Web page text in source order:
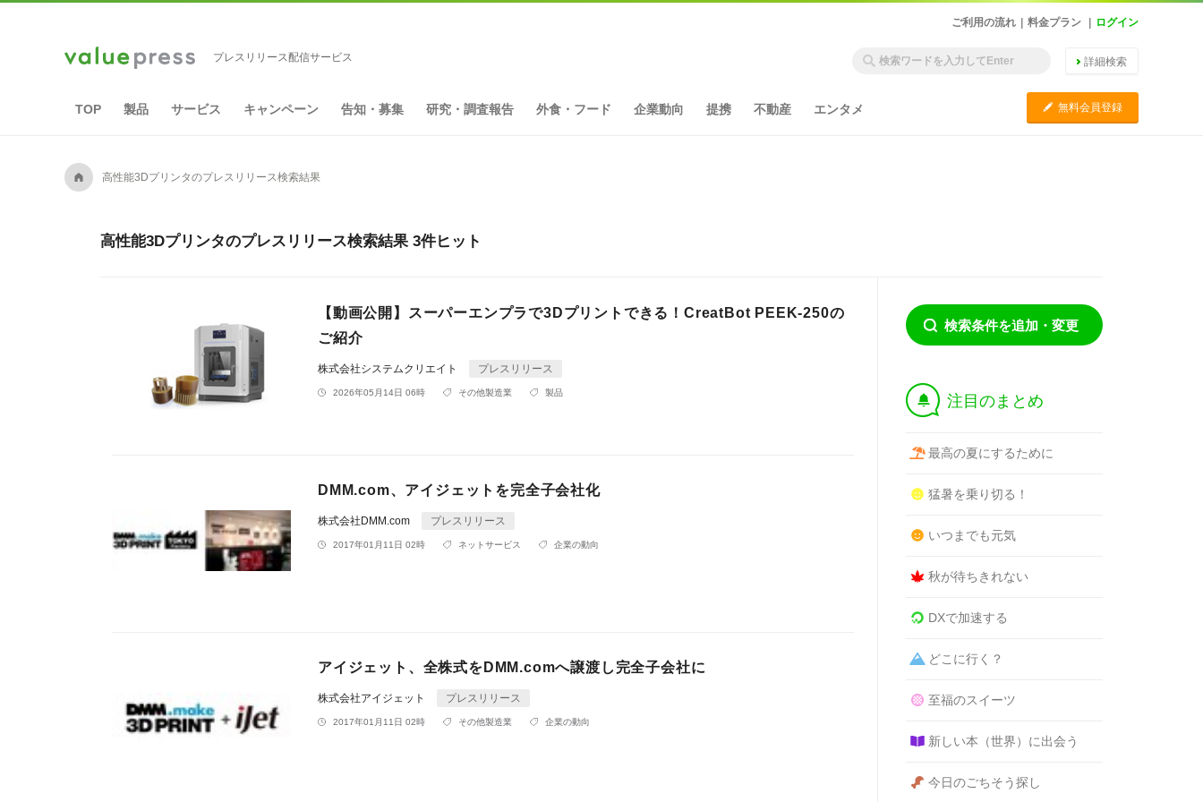
ご利用の流れ 料金プラン ログイン
プレスリリース配信サービス 詳細検索
TOP 製品 サービス キャンペーン 告知・募集 研究・調査報告 外食・フード 企業動向 提携 不動産 エンタメ C 無料会員登録
A 高性能3Dプリンタのプレスリリース検索結果
高性能3Dプリンタのプレスリリース検索結果 3件ヒット
【動画公開】スーパーエンプラで3Dプリントできる！CreatBot PEEK-250の
ご紹介
株式会社システムクリエイト プレスリリース
2026年05月14日 06時 その他製造業 製品
DMM.com、アイジェットを完全子会社化
株式会社DMM.com プレスリリース
2017年01月11日 02時 ネットサービス 企業の動向
アイジェット、全株式をDMM.comへ譲渡し完全子会社に
株式会社アイジェット プレスリリース
2017年01月11日 02時 その他製造業 企業の動向
検索条件を追加・変更
† 注目のまとめ
最高の夏にするために
猛暑を乗り切る！
いつまでも元気
秋が待ちきれない
DXで加速する
どこに行く？
至福のスイーツ
新しい本（世界）に出会う
今日のごちそう探し